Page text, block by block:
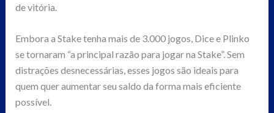
de vitória.
Embora a Stake tenha mais de 3.000 jogos, Dice e Plinko
se tornaram “a principal razão para jogar na Stake”. Sem
distrações desnecessárias, esses jogos são ideais para
quem quer aumentar seu saldo da forma mais eficiente
possível.